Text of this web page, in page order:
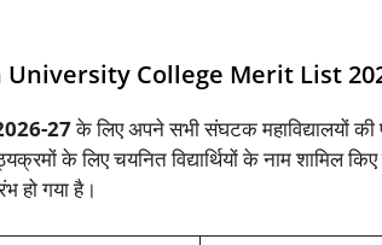
University College Merit List
27के लिए अपने सभी संघटक महाविद्यालयों
के लिए चयनित विद्यार्थियों के नाम शामिल
हो गया है।